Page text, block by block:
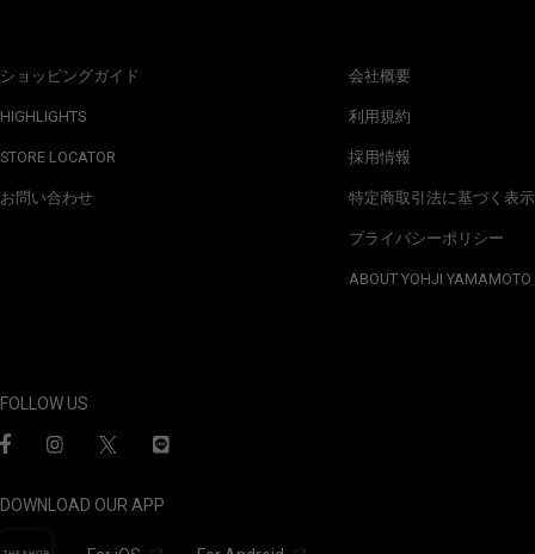
ショッピングガイド
HIGHLIGHTS
STORE LOCATOR
お問い合わせ
会社概要
利用規約
採用情報
特定商取引法に基づく表示
プライバシーポリシー
ABOUT YOHJI YAMAMOTO
FOLLOW US
DOWNLOAD OUR APP